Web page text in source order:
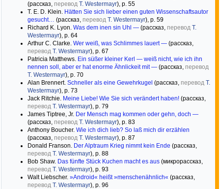
(рассказ, перевод T. Westermayr), р. 55
T. E. D. Klein. Hätten Sie sich lieber einen guten Wissenschaftsautor
gesucht… (рассказ, перевод T. Westermayr), р. 59
Richard K. Lyon. Was dem inen sin Uhl — (рассказ, перевод T.
Westermayr), р. 64
Arthur C. Clarke. Wer weiß, was Schlimmes lauert — (рассказ,
перевод T. Westermayr), р. 67
Patricia Matthews. Ein süßer kleiner Kerl — weiß nicht, wie ich ihn
nennen soll, aber er hat enorme Ähnlickeit mit — (рассказ, перевод
T. Westermayr), р. 70
Alan Brennert. Schneller als eine Gewehrkugel (рассказ, перевод T.
Westermayr), р. 73
Jack Ritchie. Meine Liebe! Wie Sie sich verändert haben! (рассказ,
перевод T. Westermayr), р. 79
James Tiptree, Jr. Der Mensch mag kommen oder gehn, doch —
(рассказ, перевод T. Westermayr), р. 83
Anthony Boucher. Wie ich dich lieb? So laß mich dir erzählen
(рассказ, перевод T. Westermayr), р. 87
Donald Franson. Der Alptraum Krieg nimmt kein Ende (рассказ,
перевод T. Westermayr), р. 88
Bob Shaw. Das fünfte Stück Kuchen macht es aus (микрорассказ,
перевод T. Westermayr), р. 93
Walt Liebscher. »Android« heißt »menschenähnlich« (рассказ,
перевод T. Westermayr), р. 96